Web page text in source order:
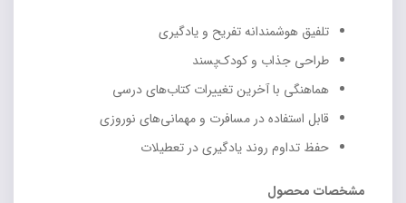
تلفیق هوشمندانه تفریح و یادگیری
طراحی جذاب و کودک‌پسند
هماهنگی با آخرین تغییرات کتاب‌های درسی
قابل استفاده در مسافرت و مهمانی‌های نوروزی
حفظ تداوم روند یادگیری در تعطیلات
مشخصات محصول